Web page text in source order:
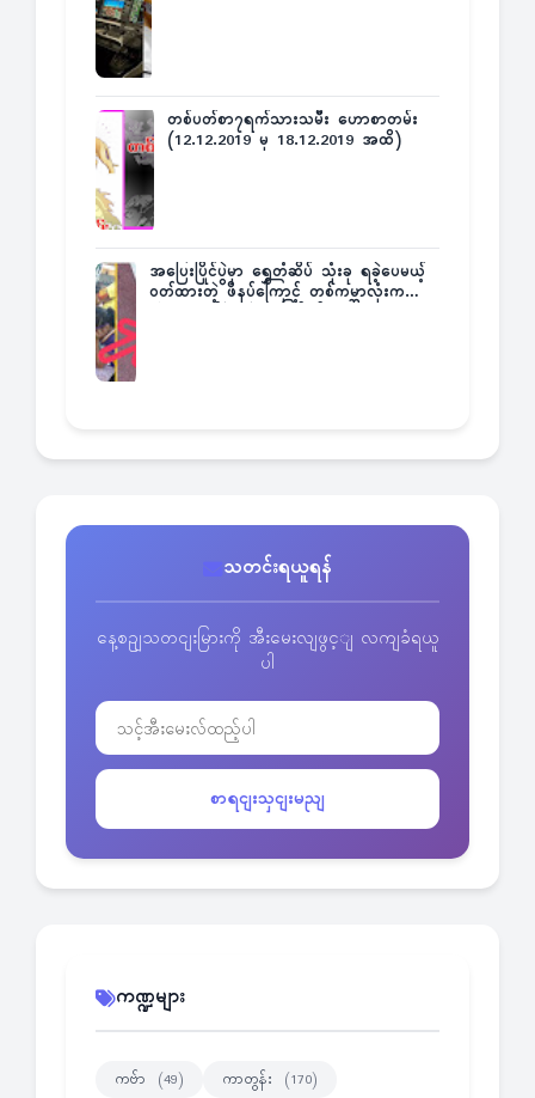
တစ်ပတ်စာ၇ရက်သားသမီး ဟောစာတမ်း
(12.12.2019 မှ 18.12.2019 အထိ)
အပြေးပြိုင်ပွဲမှာ ရွှေတံဆိပ် သုံးခု ရခဲ့ပေမယ့်
ဝတ်ထားတဲ့ ဖိနပ်ကြောင့် တစ်ကမ္ဘာလုံးက
သတင်းရယူရန်
နေ့စဥျသတငျးမြားကို အီးမေးလျဖွင့ျ လကျခံရယူ
ပါ
စာရငျးသှငျးမညျ
ကဏ္ဍများ
ကဗ်ာ (49) ကာတွန်း (170)